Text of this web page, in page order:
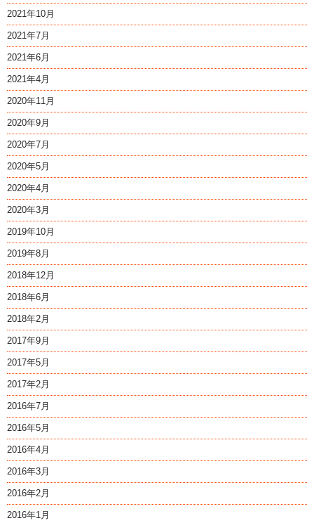
2021年10月
2021年7月
2021年6月
2021年4月
2020年11月
2020年9月
2020年7月
2020年5月
2020年4月
2020年3月
2019年10月
2019年8月
2018年12月
2018年6月
2018年2月
2017年9月
2017年5月
2017年2月
2016年7月
2016年5月
2016年4月
2016年3月
2016年2月
2016年1月